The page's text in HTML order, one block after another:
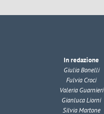
In redazione
Giulia Bonelli
Fulvia Croci
Valeria Guarnieri
Gianluca Liorni
Silvia Martone